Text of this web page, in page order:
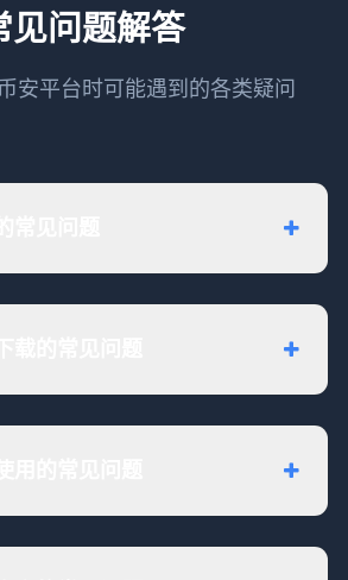
见问题解答
安平台时可能遇到的各类疑问